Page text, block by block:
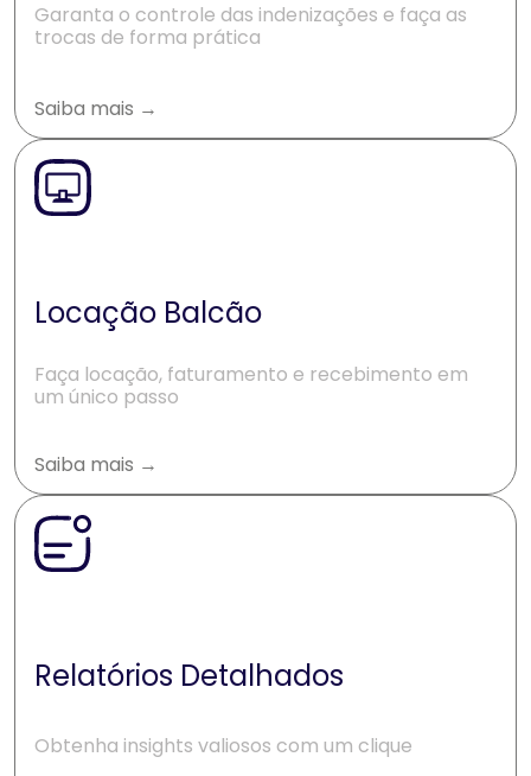
Garanta o controle das indenizações e faça as
trocas de forma prática
Saiba mais →
Locação Balcão
Faça locação, faturamento e recebimento em
um único passo
Saiba mais →
Relatórios Detalhados
Obtenha insights valiosos com um clique